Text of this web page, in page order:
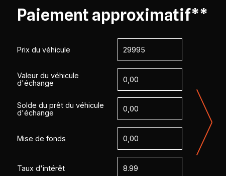
Paiement approximatif**
Prix du véhicule
Valeur du véhicule
d'échange
Solde du prêt du véhicule
d'échange
Mise de fonds
Taux d'intérêt